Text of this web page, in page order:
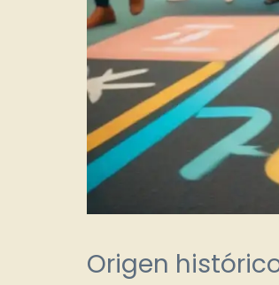
Origen